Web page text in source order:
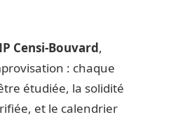
Censi-Bouvard,
: chaque
étudiée, la solidité
et le calendrier